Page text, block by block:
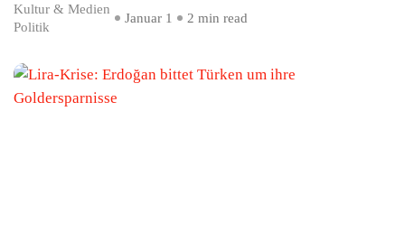
Kultur & Medien
Politik
Januar 1 2 min read